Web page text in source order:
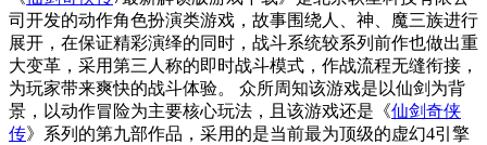
司开发的动作角色扮演类游戏，故事围绕人、神、魔三族进行
展开，在保证精彩演绎的同时，战斗系统较系列前作也做出重
大变革，采用第三人称的即时战斗模式，作战流程无缝衔接，
为玩家带来爽快的战斗体验。 众所周知该游戏是以仙剑为背
景，以动作冒险为主要核心玩法，且该游戏还是《仙剑奇侠
传》系列的第九部作品，采用的是当前最为顶级的虚幻4引擎